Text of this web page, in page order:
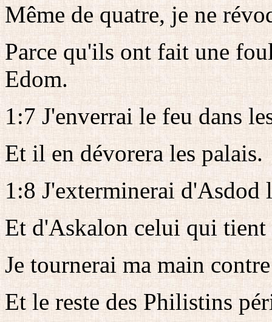
Même de quatre, je ne
Parce qu'ils ont fait une
Edom.
1:7 J'enverrai le feu dans
Et il en dévorera les palais.
1:8 J'exterminerai d'Asdod
Et d'Askalon celui qui tient
Je tournerai ma main
Et le reste des Philistins